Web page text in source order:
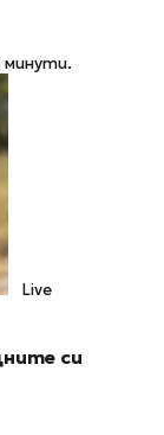
минути.
Live
си